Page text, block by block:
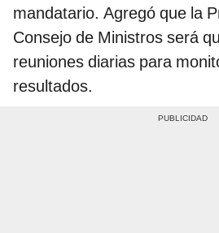
mandatario. Agregó que la
Consejo de Ministros será
reuniones diarias para
resultados.